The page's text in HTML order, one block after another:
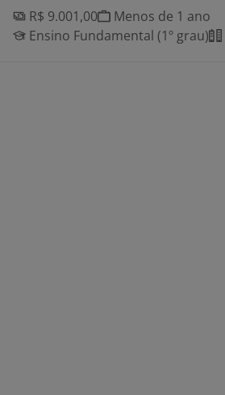
R$ 9.001,00
Menos de 1 ano
Ensino Fundamental (1º grau)